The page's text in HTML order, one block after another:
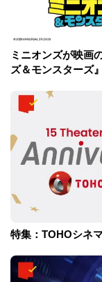
ミニオンズが映画
ズ＆モンスターズ
特集：TOHOシネ